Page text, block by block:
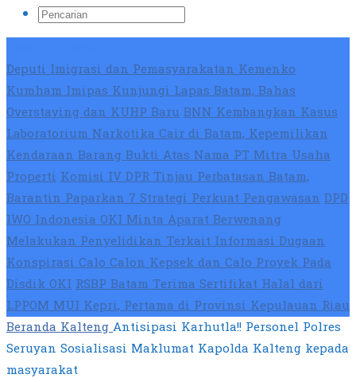
Deputi Imigrasi dan Pemasyarakatan Kemenko
Kumham Imipas Kunjungi Lapas Batam, Bahas
Overstaying dan KUHP BaruBNN Kembangkan Kasus
Laboratorium Narkotika Cair di Batam, Kepemilikan
Kendaraan Barang Bukti Atas Nama PT Mitra Usaha
PropertiKomisi IV DPR Tinjau Perbatasan Batam,
Barantin Paparkan 7 Strategi Perkuat PengawasanDPD
IWO Indonesia OKI Minta Aparat Berwenang
Melakukan Penyelidikan Terkait Informasi Dugaan
Konspirasi Calo Calon Kepsek dan Calo Proyek Pada
Disdik OKIRSBP Batam Terima Sertifikat Halal dari
LPPOM MUI Kepri, Pertama di Provinsi Kepulauan Riau
BerandaKaltengAntisipasi Karhutla!! Personel Polres
Seruyan Sosialisasi Maklumat Kapolda Kalteng kepada
masyarakat